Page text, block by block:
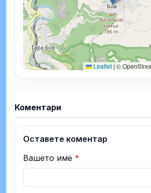
Leaflet |©
Коментари
Оставете коментар
Вашето име *